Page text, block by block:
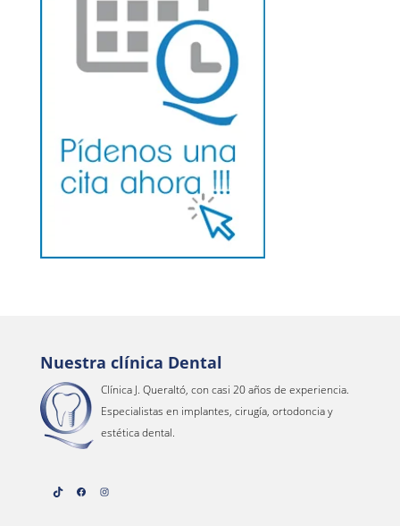
Nuestra clínica Dental
Clínica J. Queraltó, con casi 20 años de experiencia.
Especialistas en implantes, cirugía, ortodoncia y
estética dental.
TikTokFacebookInstagram